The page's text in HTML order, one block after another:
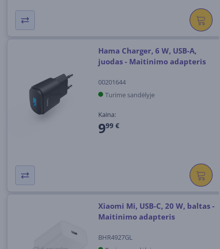
Hama Charger, 6 W, USB-A,
juodas - Maitinimo adapteris
00201644
Turime sandėlyje
Kaina:
999 €
Xiaomi Mi, USB-C, 20 W, baltas -
Maitinimo adapteris
BHR4927GL